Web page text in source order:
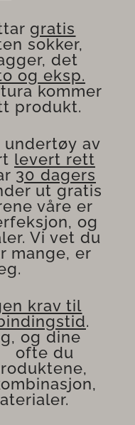
gratis
sokker,
det
og eksp.
kommer
produkt.
undertøy av
levert rett
30 dagers
ut gratis
våre er
og
Vi vet du
mange, er
krav til
.
og dine
du